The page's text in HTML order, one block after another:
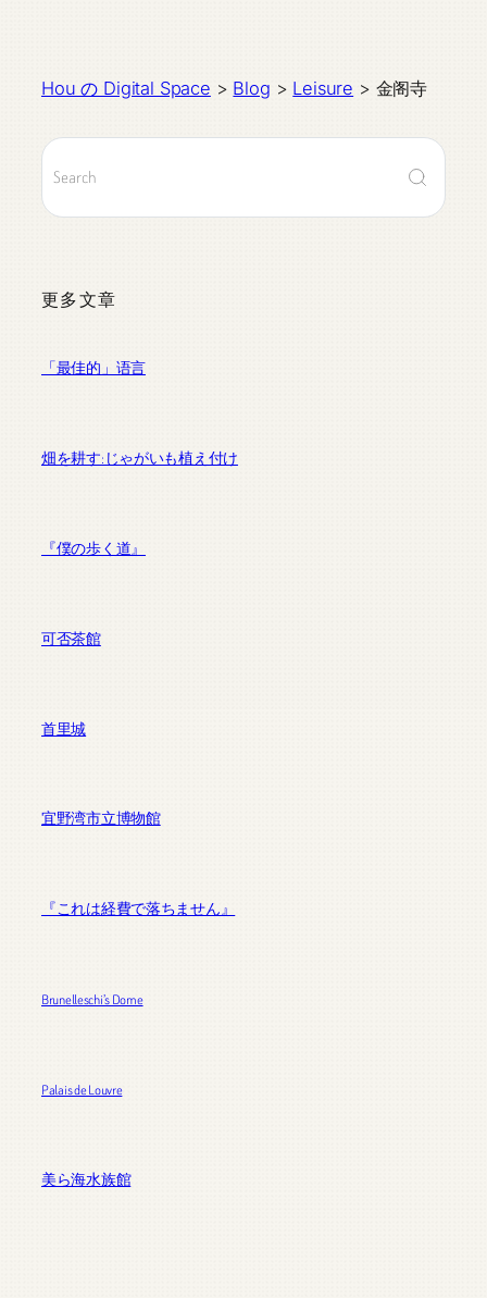
Hou の Digital Space > Blog > Leisure > 金阁寺
更多文章
「最佳的」语言
畑を耕す:じゃがいも植え付け
『僕の歩く道』
可否茶館
首里城
宜野湾市立博物館
『これは経費で落ちません』
Brunelleschi’s Dome
Palais de Louvre
美ら海水族館